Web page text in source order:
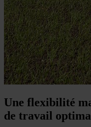
Une flexibilité
de travail